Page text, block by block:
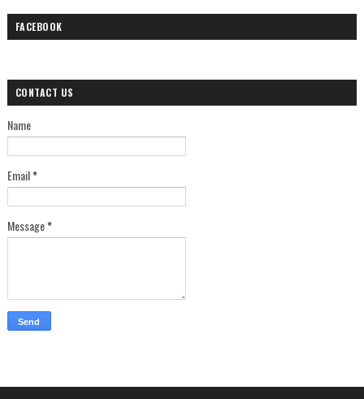
FACEBOOK
CONTACT US
Name
Email*
Message*